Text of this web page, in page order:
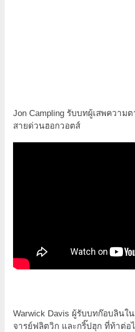
Jon Campling รับบทผู้เสพความ
สายด่วนฮอกวอตส์
Warwick Davis ผู้รับบทก๊อบลินใ
จารย์ฟลิตวิก และกริ๊ปฮุก ที่ท้าต่อไ